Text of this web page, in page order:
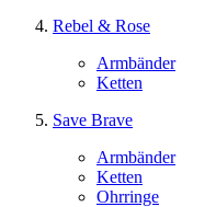
Rebel & Rose
Armbänder
Ketten
Save Brave
Armbänder
Ketten
Ohrringe